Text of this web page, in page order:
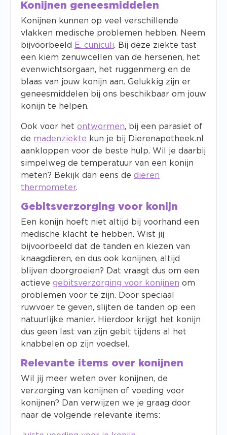
Konijnen geneesmiddelen
Konijnen kunnen op veel verschillende
vlakken medische problemen hebben. Neem
bijvoorbeeld
E. cuniculi. Bij deze ziekte tast
een kiem zenuwcellen van de hersenen, het
evenwichtsorgaan, het ruggenmerg en de
blaas van jouw konijn aan. Gelukkig zijn er
geneesmiddelen bij ons beschikbaar om jouw
konijn te helpen.
Ook voor het ontwormen, bij een parasiet of
de madenziekte kun je bij Dierenapotheek.nl
aankloppen voor de beste hulp. Wil je daarbij
simpelweg de temperatuur van een konijn
meten? Bekijk dan eens de dieren
thermometer.
Gebitsverzorging voor konijn
Een konijn hoeft niet altijd bij voorhand een
medische klacht te hebben. Wist jij
bijvoorbeeld dat de tanden en kiezen van
knaagdieren, en dus ook konijnen, altijd
blijven doorgroeien? Dat vraagt dus om een
actieve gebitsverzorging voor konijnen om
problemen voor te zijn. Door speciaal
ruwvoer te geven, slijten de tanden op een
natuurlijke manier. Hierdoor krijgt het konijn
dus geen last van zijn gebit tijdens al het
knabbelen op zijn voedsel.
Relevante items over konijnen
Wil jij meer weten over konijnen, de
verzorging van konijnen of voeding voor
konijnen? Dan verwijzen we je graag door
naar de volgende relevante items: